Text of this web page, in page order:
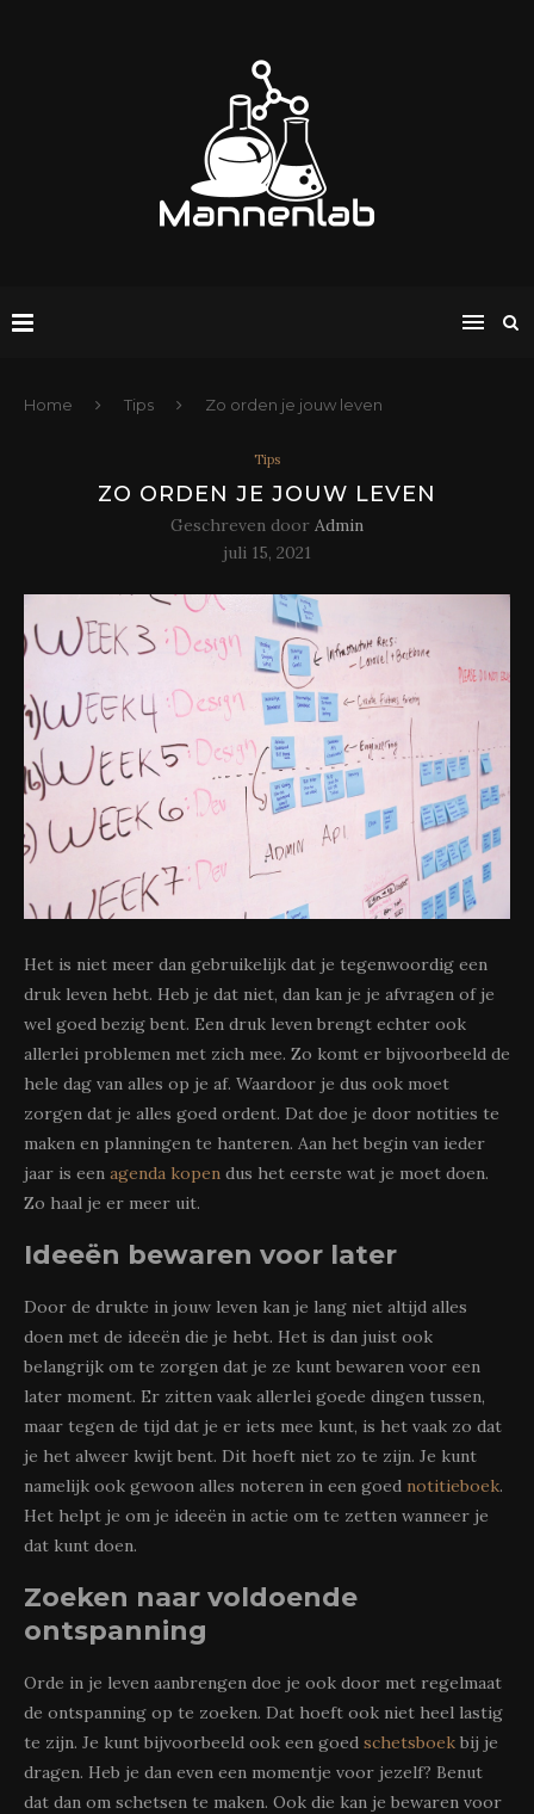
Home Tips Zo orden je jouw leven
Tips
ZO ORDEN JE JOUW LEVEN
Geschreven door Admin
juli 15, 2021
Het is niet meer dan gebruikelijk dat je tegenwoordig een
druk leven hebt. Heb je dat niet, dan kan je je afvragen of je
wel goed bezig bent. Een druk leven brengt echter ook
allerlei problemen met zich mee. Zo komt er bijvoorbeeld de
hele dag van alles op je af. Waardoor je dus ook moet
zorgen dat je alles goed ordent. Dat doe je door notities te
maken en planningen te hanteren. Aan het begin van ieder
jaar is een agenda kopen dus het eerste wat je moet doen.
Zo haal je er meer uit.
Ideeën bewaren voor later
Door de drukte in jouw leven kan je lang niet altijd alles
doen met de ideeën die je hebt. Het is dan juist ook
belangrijk om te zorgen dat je ze kunt bewaren voor een
later moment. Er zitten vaak allerlei goede dingen tussen,
maar tegen de tijd dat je er iets mee kunt, is het vaak zo dat
je het alweer kwijt bent. Dit hoeft niet zo te zijn. Je kunt
namelijk ook gewoon alles noteren in een goed notitieboek.
Het helpt je om je ideeën in actie om te zetten wanneer je
dat kunt doen.
Zoeken naar voldoende
ontspanning
Orde in je leven aanbrengen doe je ook door met regelmaat
de ontspanning op te zoeken. Dat hoeft ook niet heel lastig
te zijn. Je kunt bijvoorbeeld ook een goed schetsboek bij je
dragen. Heb je dan even een momentje voor jezelf? Benut
dat dan om schetsen te maken. Ook die kan je bewaren voor